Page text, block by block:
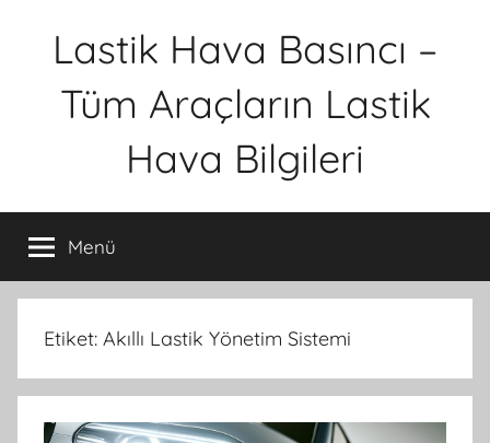
Lastik Hava Basıncı –
Tüm Araçların Lastik
Hava Bilgileri
Menü
Etiket: Akıllı Lastik Yönetim Sistemi